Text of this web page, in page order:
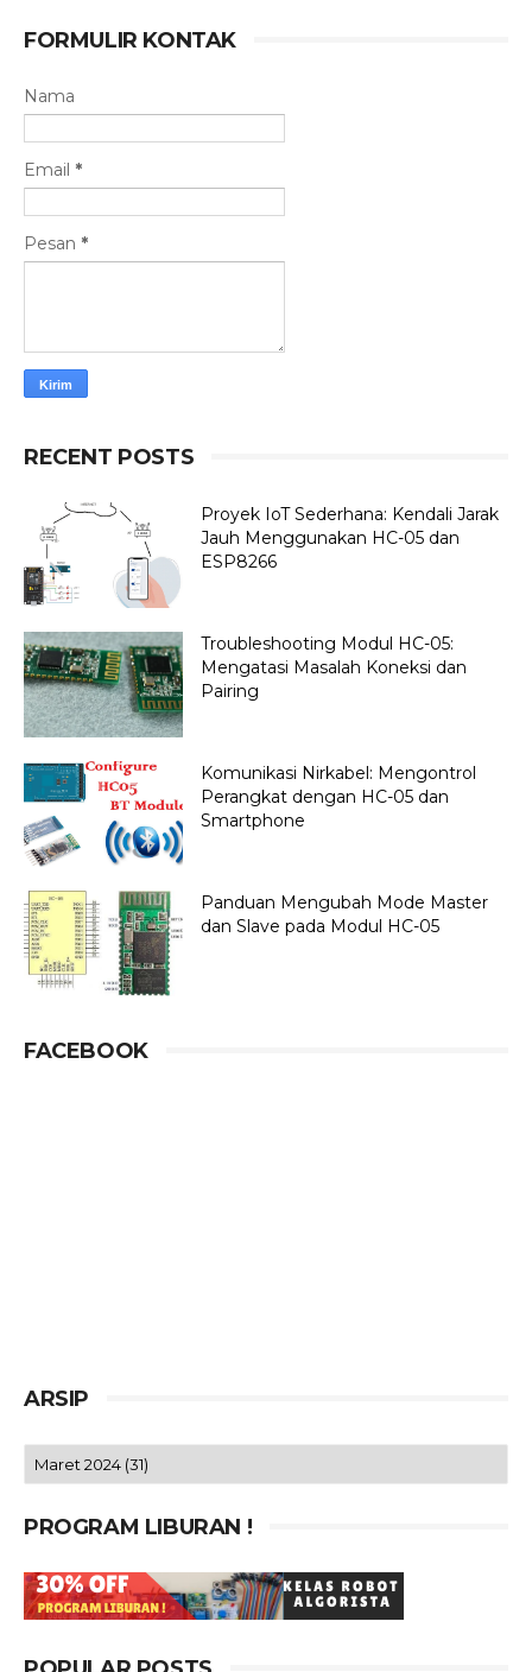
FORMULIR KONTAK
Nama
Email *
Pesan *
RECENT POSTS
Proyek IoT Sederhana: Kendali Jarak
Jauh Menggunakan HC-05 dan
ESP8266
Troubleshooting Modul HC-05:
Mengatasi Masalah Koneksi dan
Pairing
Komunikasi Nirkabel: Mengontrol
Perangkat dengan HC-05 dan
Smartphone
Panduan Mengubah Mode Master
dan Slave pada Modul HC-05
FACEBOOK
ARSIP
PROGRAM LIBURAN !